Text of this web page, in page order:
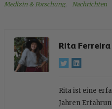
Medizin & Forschung, Nachrichten
Rita Ferreira
Rita ist eine
Jahren